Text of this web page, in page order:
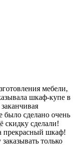
мебели,
шкаф-купе в
сделано очень
скидку сделали!
прекрасный шкаф!
только